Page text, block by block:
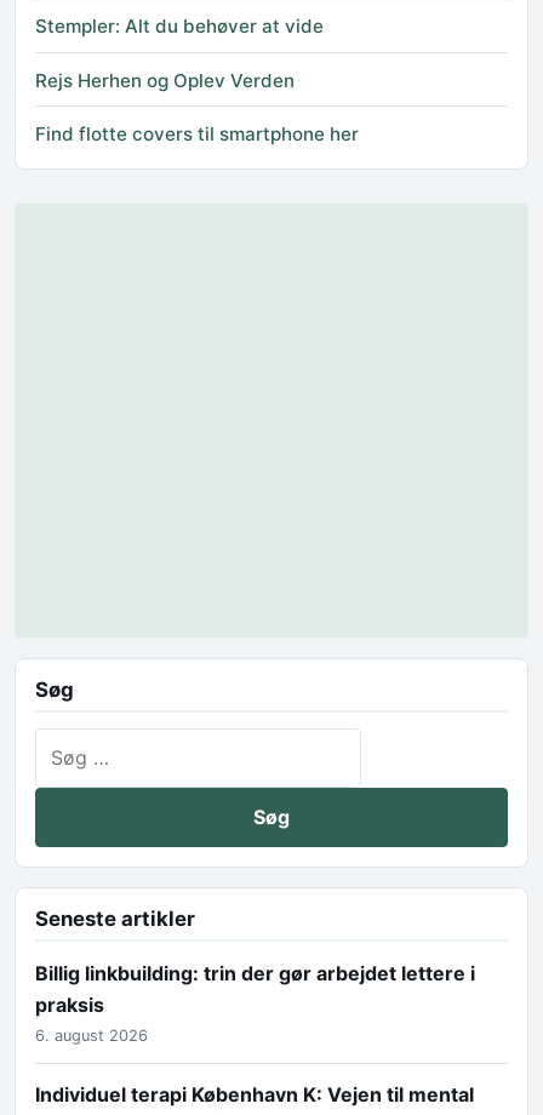
Stempler: Alt du behøver at vide
Rejs Herhen og Oplev Verden
Find flotte covers til smartphone her
Søg
Seneste artikler
Billig linkbuilding: trin der gør arbejdet lettere i
praksis
6. august 2026
Individuel terapi København K: Vejen til mental